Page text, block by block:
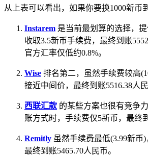
从上表可以看出，如果你要换1000新币
Instarem 是当前最划算的选择，
收取3.5新币手续费，最终到账
官方汇率仅低约0.8%。
Wise 排名第二，虽然手续费较高
接近中间价，最终到账5516.38人民
西联汇款 的某些方案也很有竞争
账方式时，手续费仅5新币，最终
Remitly 虽然手续费最低(3.99新币)
最终到账5465.70人民币。